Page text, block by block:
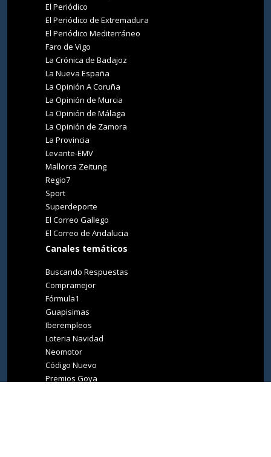
El Periódico
El Periódico de Extremadura
El Periódico Mediterráneo
Faro de Vigo
La Crónica de Badajoz
La Nueva España
La Opinión A Coruña
La Opinión de Murcia
La Opinión de Málaga
La Opinión de Zamora
La Provincia
Levante-EMV
Mallorca Zeitung
Regio7
Sport
Superdeporte
El Correo Gallego
El Correo de Andalucia
Canales temáticos
Buscando Respuestas
Compramejor
Fórmula1
Guapisimas
Iberempleos
Loteria Navidad
Neomotor
Código Nuevo
Premios Goya